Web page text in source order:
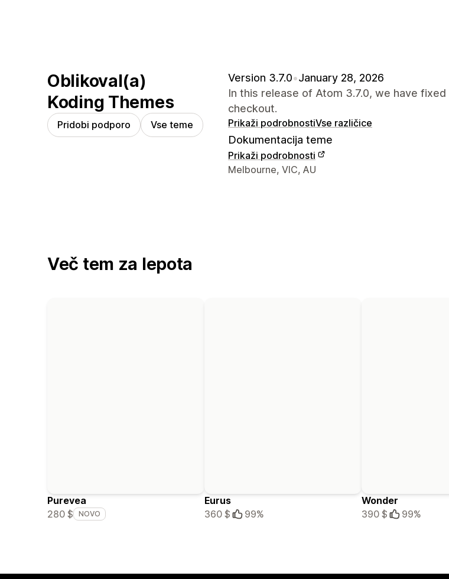
Oblikoval(a)
Koding Themes
Pridobi podporo Vse teme
Version 3.7.0•January 28, 2026
In this release of Atom 3.7.0, we have
checkout.
Prikaži podrobnostiVse različice
Dokumentacija teme
Prikaži podrobnosti
Podatki za stik z oblikovalcem
Melbourne, VIC, AU
Več tem za lepota
Purevea
280 $
NOVO
Eurus
360 $
99%
Wonder
390 $
99%